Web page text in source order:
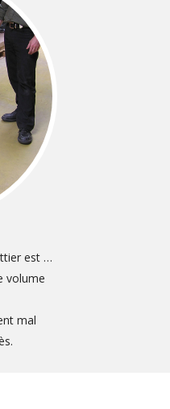
est …
volume
mal